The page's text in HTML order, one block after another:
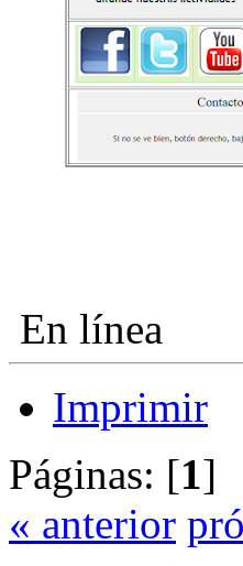
En línea
Imprimir
Páginas: [1]
« anterior